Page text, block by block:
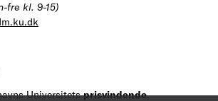
fre kl. 9-15)
Universitetsprisvindende,